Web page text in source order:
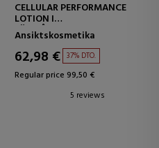
CELLULAR PERFORMANCE
LOTION I
LÄTT ÅTERFUKTANDE LOTION
Ansiktskosmetika
62,98 € 37% DTO.
Regular price 99,50 €
5 reviews